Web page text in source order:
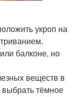
укроп на
балконе, но
веществ в
тёмное